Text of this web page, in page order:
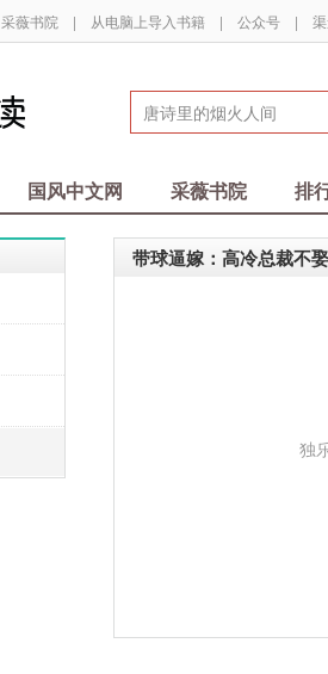
采薇书院 | 从电脑上导入书籍 | 公众号 |
国风中文网 采薇书院 排
带球逼嫁：高冷总裁不
独